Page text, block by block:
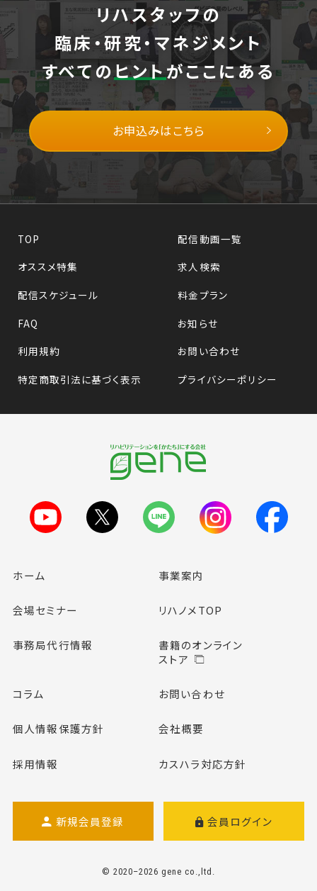
リハスタッフの
臨床・研究・マネジメント
すべてのヒントがここにある
お申込みはこちら
TOP
配信動画一覧
オススメ特集
求人検索
配信スケジュール
料金プラン
FAQ
お知らせ
利用規約
お問い合わせ
特定商取引法に基づく表示
プライバシーポリシー
ホーム 事業案内
会場セミナー リハノメTOP
事務局代行情報
書籍のオンライン
ストア
コラム お問い合わせ
個人情報保護方針 会社概要
採用情報 カスハラ対応方針
新規会員登録 会員ログイン
© 2020–2026 gene co.,ltd.